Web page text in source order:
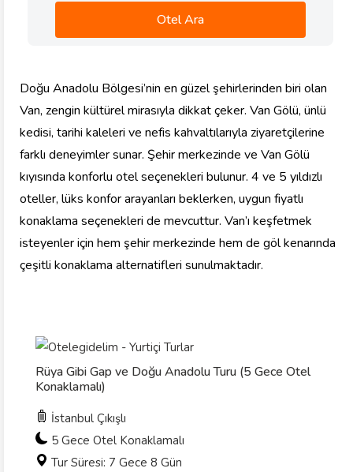
Otel Ara
Doğu Anadolu Bölgesi’nin en güzel şehirlerinden biri olan
Van, zengin kültürel mirasıyla dikkat çeker. Van Gölü, ünlü
kedisi, tarihi kaleleri ve nefis kahvaltılarıyla ziyaretçilerine
farklı deneyimler sunar. Şehir merkezinde ve Van Gölü
kıyısında konforlu otel seçenekleri bulunur. 4 ve 5 yıldızlı
oteller, lüks konfor arayanları beklerken, uygun fiyatlı
konaklama seçenekleri de mevcuttur. Van’ı keşfetmek
isteyenler için hem şehir merkezinde hem de göl kenarında
çeşitli konaklama alternatifleri sunulmaktadır.
Rüya Gibi Gap ve Doğu Anadolu Turu (5 Gece Otel
Konaklamalı)
İstanbul Çıkışlı
5 Gece Otel Konaklamalı
Tur Süresi: 7 Gece 8 Gün